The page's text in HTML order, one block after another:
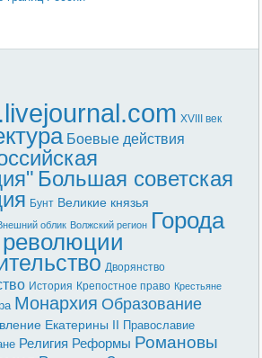
XVIII век
Боевые действия
Большая советская
Бунт Великие князья
облик Волжский регион Города
Дворянство
История Крепостное право Крестьяне
Монархия Образование
Екатерины II Православие
Религия Реформы Романовы